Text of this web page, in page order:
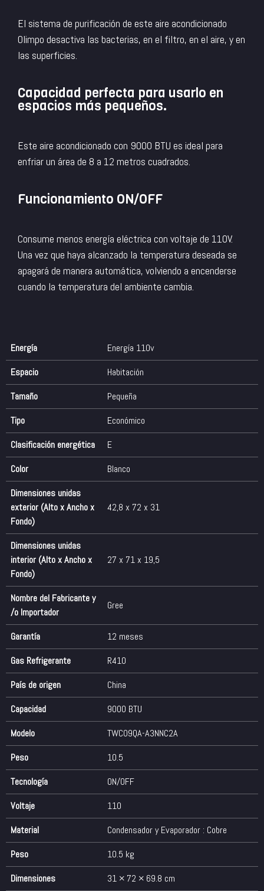
El sistema de purificación de este aire acondicionado
Olimpo desactiva las bacterias, en el filtro, en el aire, y en
las superficies.
Capacidad perfecta para usarlo en
espacios más pequeños.
Este aire acondicionado con 9000 BTU es ideal para
enfriar un área de 8 a 12 metros cuadrados.
Funcionamiento ON/OFF
Consume menos energía eléctrica con voltaje de 110V.
Una vez que haya alcanzado la temperatura deseada se
apagará de manera automática, volviendo a encenderse
cuando la temperatura del ambiente cambia.
Energía
Energía 110v
Espacio
Habitación
Tamaño
Pequeña
Tipo
Económico
Clasificación energética
E
Color
Blanco
Dimensiones unidas
exterior (Alto x Ancho x
Fondo)
42,8 x 72 x 31
Dimensiones unidas
interior (Alto x Ancho x
Fondo)
27 x 71 x 19,5
Nombre del Fabricante y
/o Importador
Gree
Garantía
12 meses
Gas Refrigerante
R410
País de origen
China
Capacidad
9000 BTU
Modelo
TWC09QA-A3NNC2A
Peso
10.5
Tecnología
ON/OFF
Voltaje
110
Material
Condensador y Evaporador : Cobre
Peso
10.5 kg
Dimensiones
31 × 72 × 69.8 cm